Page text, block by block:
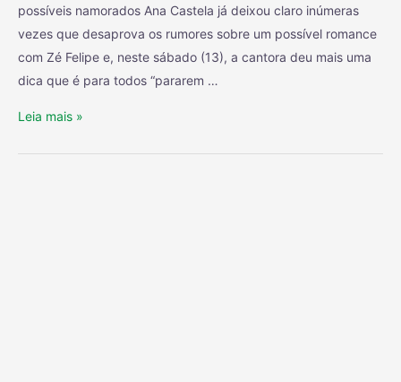
possíveis namorados Ana Castela já deixou claro inúmeras
vezes que desaprova os rumores sobre um possível romance
com Zé Felipe e, neste sábado (13), a cantora deu mais uma
dica que é para todos “pararem …
Leia mais »